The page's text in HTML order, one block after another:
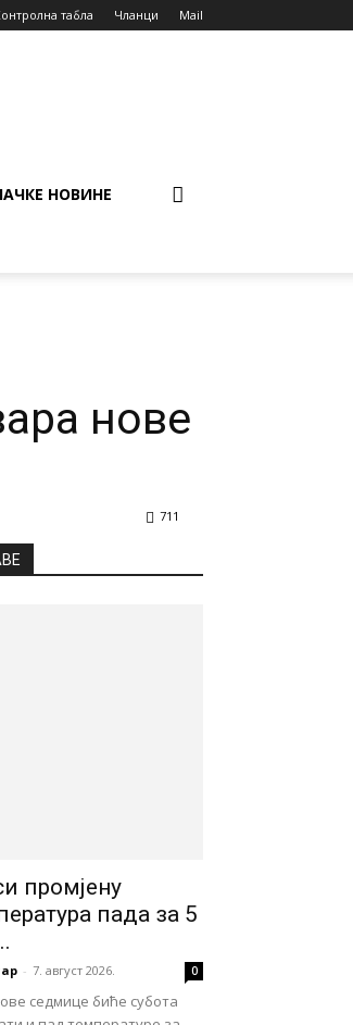
табла Чланци Mail
НОВИНЕ
нове
711
промјену
пада за 5
- 7. август 2026. 0
седмице биће субота